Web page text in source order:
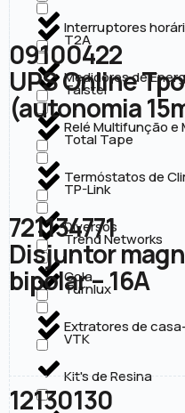
Interruptores
Medidores de
Relé Multifunção e
Termóstatos de
Diversos
Cola
Extratores de
Kit's de Resina
T2A
Taistel
Total Tape
TP-Link
Trend Networks
Turnlux
VTK
09100422
UPS Online
(autonomia
721134771
Disjuntor
bipolar – 16A
12130130